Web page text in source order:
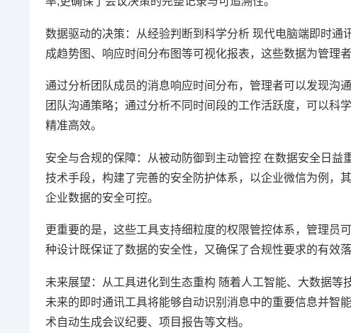
数据驱动的决策：从经验判断到科学分析 现代电脑端即时
成趋势图、响应时间分布图等可视化报表，这些数据为管理
通过分析团队成员的消息响应时间分布，管理者可以发现沟
团队沟通策略；通过分析不同时间段的工作活跃度，可以科
精准高效。
安全与合规的保障：从被动防御到主动管控 在数据安全日
技术手段，构建了完善的安全防护体系，以企业微信为例，
企业数据的安全可控。
更重要的是，这些工具支持细粒度的权限管控体系，管理员
种设计既保证了数据的安全性，又确保了合规性要求的有效
未来展望：从工具进化到生态重构 随着人工智能、大数据等
未来的即时通讯工具将能够自动识别消息中的重要信息并智
术自动生成会议纪要、项目报告等文档。